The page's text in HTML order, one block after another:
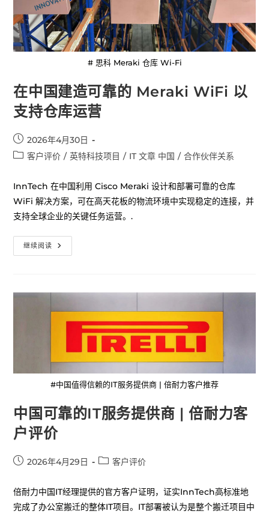
# 思科 Meraki 仓库 Wi-Fi
在中国建造可靠的 Meraki WiFi 以
支持仓库运营
2026年4月30日
客户评价 / 英特科技项目 / IT 文章 中国 / 合作伙伴关系
InnTech 在中国利用 Cisco Meraki 设计和部署可靠的仓库
WiFi 解决方案，可在高天花板的物流环境中实现稳定的连接，并
支持全球企业的关键任务运营。.
继续阅读
#中国值得信赖的IT服务提供商 | 倍耐力客户推荐
中国可靠的IT服务提供商 | 倍耐力客
户评价
2026年4月29日 客户评价
倍耐力中国IT经理提供的官方客户证明，证实InnTech高标准地
完成了办公室搬迁的整体IT项目。IT部署被认为是整个搬迁项目中